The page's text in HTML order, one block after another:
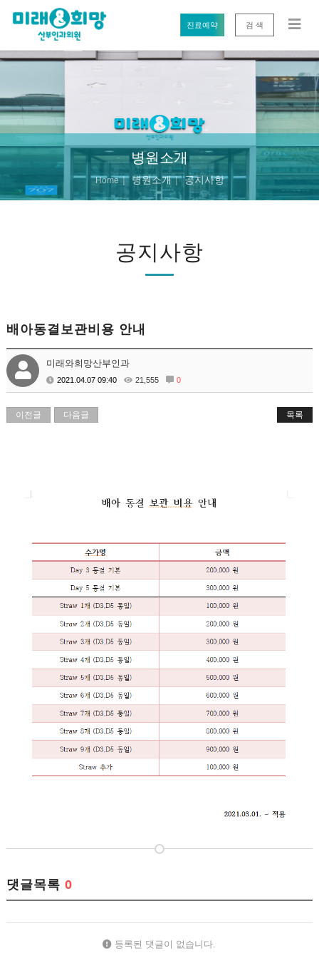
진료예약 검 색
병원소개
Home 병원소개 공지사항
공지사항
배아동결보관비용 안내
미래와희망산부인과
2021.04.07 09:40 21,555 0
이전글 다음글 목록
댓글목록0
등록된 댓글이 없습니다.